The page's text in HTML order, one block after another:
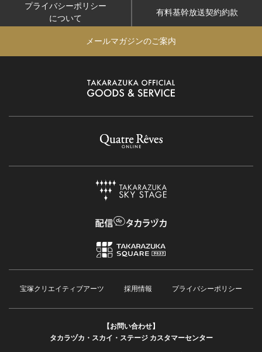
プライバシーポリシー
について
有料基幹放送契約約款
メールマガジンのご案内
宝塚クリエイティブアーツ 採用情報 プライバシーポリシー
【お問い合わせ】
タカラヅカ・スカイ・ステージ カスタマーセンター